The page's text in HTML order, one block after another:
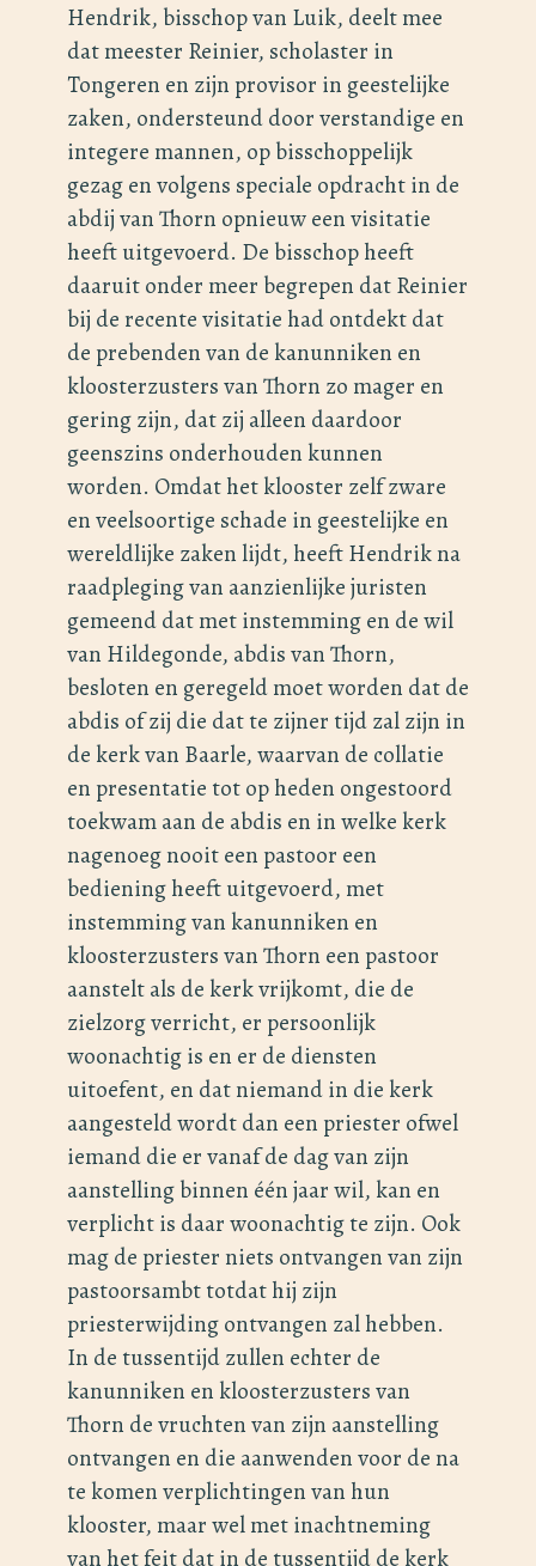
Hendrik, bisschop van Luik, deelt mee
dat meester Reinier, scholaster in
Tongeren en zijn provisor in geestelijke
zaken, ondersteund door verstandige en
integere mannen, op bisschoppelijk
gezag en volgens speciale opdracht in de
abdij van Thorn opnieuw een visitatie
heeft uitgevoerd. De bisschop heeft
daaruit onder meer begrepen dat Reinier
bij de recente visitatie had ontdekt dat
de prebenden van de kanunniken en
kloosterzusters van Thorn zo mager en
gering zijn, dat zij alleen daardoor
geenszins onderhouden kunnen
worden. Omdat het klooster zelf zware
en veelsoortige schade in geestelijke en
wereldlijke zaken lijdt, heeft Hendrik na
raadpleging van aanzienlijke juristen
gemeend dat met instemming en de wil
van Hildegonde, abdis van Thorn,
besloten en geregeld moet worden dat de
abdis of zij die dat te zijner tijd zal zijn in
de kerk van Baarle, waarvan de collatie
en presentatie tot op heden ongestoord
toekwam aan de abdis en in welke kerk
nagenoeg nooit een pastoor een
bediening heeft uitgevoerd, met
instemming van kanunniken en
kloosterzusters van Thorn een pastoor
aanstelt als de kerk vrijkomt, die de
zielzorg verricht, er persoonlijk
woonachtig is en er de diensten
uitoefent, en dat niemand in die kerk
aangesteld wordt dan een priester ofwel
iemand die er vanaf de dag van zijn
aanstelling binnen één jaar wil, kan en
verplicht is daar woonachtig te zijn. Ook
mag de priester niets ontvangen van zijn
pastoorsambt totdat hij zijn
priesterwijding ontvangen zal hebben.
In de tussentijd zullen echter de
kanunniken en kloosterzusters van
Thorn de vruchten van zijn aanstelling
ontvangen en die aanwenden voor de na
te komen verplichtingen van hun
klooster, maar wel met inachtneming
van het feit dat in de tussentijd de kerk